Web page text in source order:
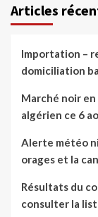
Articles
Importation –
domiciliation
Marché noir en
algérien ce 6
Alerte météo
orages et la
Résultats du
consulter la